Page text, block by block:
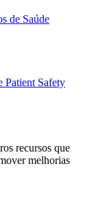
de Saúde
Patient Safety
recursos que
melhorias